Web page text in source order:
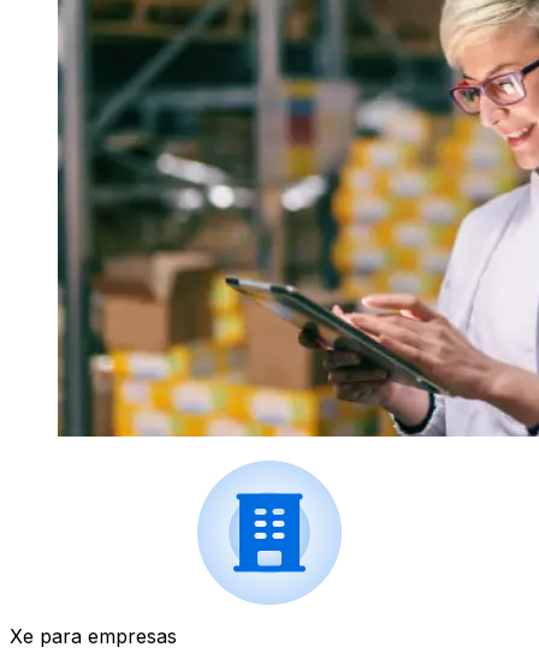
Xe para empresas